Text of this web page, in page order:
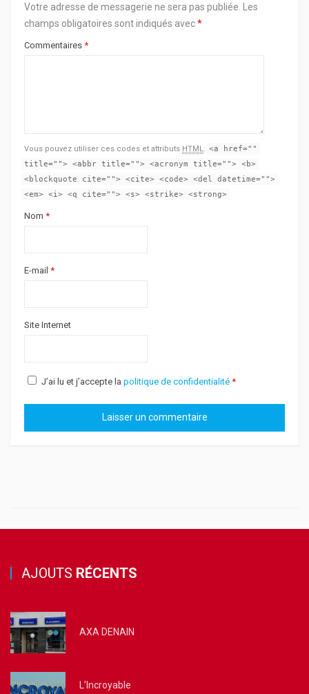
Votre adresse de messagerie ne sera pas publiée.
Les
champs obligatoires sont indiqués avec*
Commentaires *
Vous pouvez utiliser ces codes et attributs HTML: <a href=""
title=""> <abbr title=""> <acronym title=""> <b>
<blockquote cite=""> <cite> <code> <del datetime="">
<em> <i> <q cite=""> <s> <strike> <strong>
Nom *
E-mail *
Site Internet
J’ai lu et j’accepte la politique de confidentialité *
AJOUTS RÉCENTS
AXA DENAIN
L’Incroyable